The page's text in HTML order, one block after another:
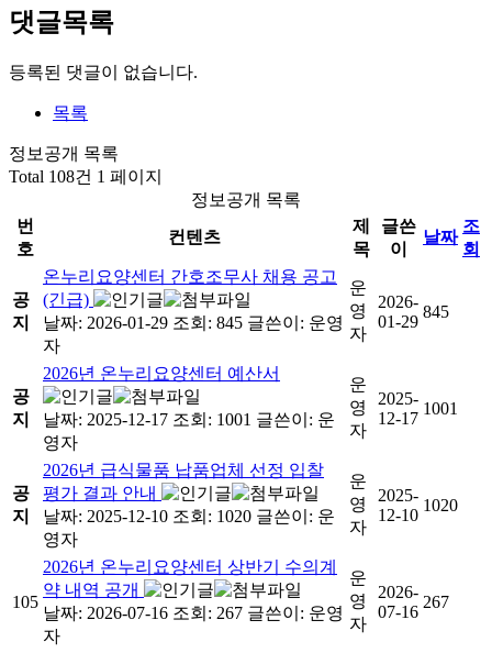
댓글목록
등록된 댓글이 없습니다.
목록
정보공개 목록
Total 108건 1 페이지
정보공개 목록
번
호
컨텐츠
제
목
글쓴
이
날짜
조
회
공
지
온누리요양센터 간호조무사 채용 공고
(긴급)
날짜: 2026-01-29 조회: 845 글쓴이: 운영
자
운
영
자
2026-
01-29
845
공
지
2026년 온누리요양센터 예산서
날짜: 2025-12-17 조회: 1001 글쓴이: 운
영자
운
영
자
2025-
12-17
1001
공
지
2026년 급식물품 납품업체 선정 입찰
평가 결과 안내
날짜: 2025-12-10 조회: 1020 글쓴이: 운
영자
운
영
자
2025-
12-10
1020
105
2026년 온누리요양센터 상반기 수의계
약 내역 공개
날짜: 2026-07-16 조회: 267 글쓴이: 운영
자
운
영
자
2026-
07-16
267